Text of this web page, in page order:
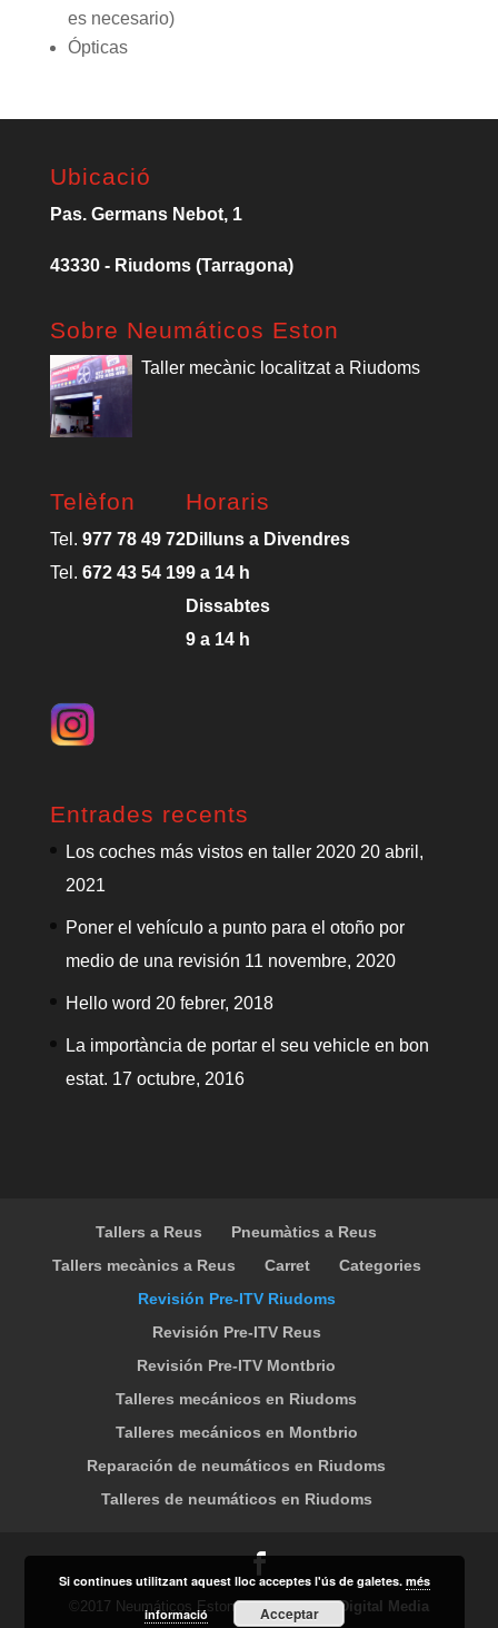
es necesario)
Ópticas
Ubicació
Pas. Germans Nebot, 1
43330 - Riudoms (Tarragona)
Sobre Neumáticos Eston
Taller mecànic localitzat a Riudoms
Telèfon
Tel. 977 78 49 72
Tel. 672 43 54 19
Horaris
Dilluns a Divendres
9 a 14 h
Dissabtes
9 a 14 h
Entrades recents
Los coches más vistos en taller 2020 20 abril,
2021
Poner el vehículo a punto para el otoño por
medio de una revisión 11 novembre, 2020
Hello word 20 febrer, 2018
La importància de portar el seu vehicle en bon
estat. 17 octubre, 2016
Tallers a Reus
Pneumàtics a Reus
Tallers mecànics a Reus
Carret
Categories
Revisión Pre-ITV Riudoms
Revisión Pre-ITV Reus
Revisión Pre-ITV Montbrio
Talleres mecánicos en Riudoms
Talleres mecánicos en Montbrio
Reparación de neumáticos en Riudoms
Talleres de neumáticos en Riudoms
©2017 Neumáticos Eston - Diseny Web- Digital Media
Si continues utilitzant aquest lloc acceptes l'ús de galetes.més
informació
Acceptar